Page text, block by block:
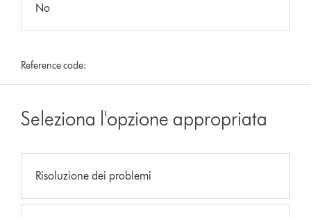
No
Reference code:
Seleziona l'opzione appropriata
Risoluzione dei problemi